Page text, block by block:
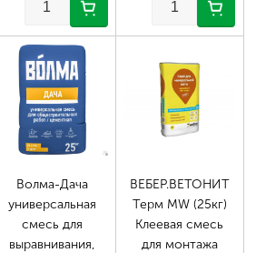
Волма-Дача
универсальная
смесь для
выравнивания,
ВЕБЕР.ВЕТОНИТ
Терм MW (25кг)
Клеевая смесь
для монтажа